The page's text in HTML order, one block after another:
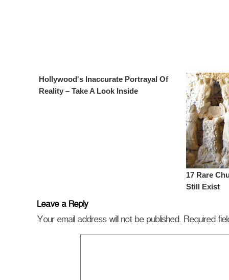
Leave a Reply
Your email address will not be published. Required